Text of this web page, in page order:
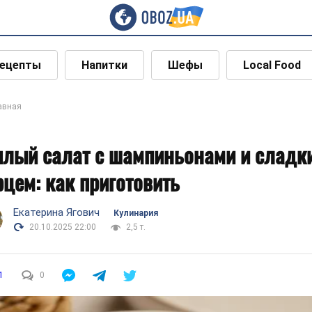
Напитки Шефы Local Food
салат с шампиньонами и
как приготовить
Екатерина Ягович
Кулинария
20.10.2025 22:00
2,5 т.
0